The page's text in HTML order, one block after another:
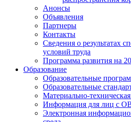
Анонсы
Объявления
Партнеры
Контакты
Сведения о результатах
условий труда
Программа развития на
Образование
Образовательные
Образовательные
Материально-техническая
Информация для лиц с
Электронная